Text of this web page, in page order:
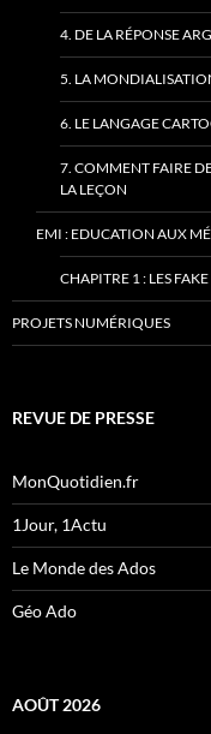
4. DE LA RÉPONSE
5. LA
6. LE LANGAGE
7. COMMENT FAIRE
LA LEÇON
EMI : EDUCATION AUX
CHAPITRE 1 : LES
PROJETS NUMÉRIQUES
REVUE DE PRESSE
MonQuotidien.fr
1Jour, 1Actu
Le Monde des Ados
Géo Ado
AOÛT 2026